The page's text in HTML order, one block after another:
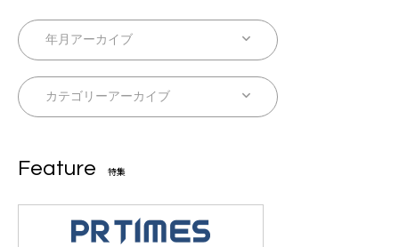
Feature 特集